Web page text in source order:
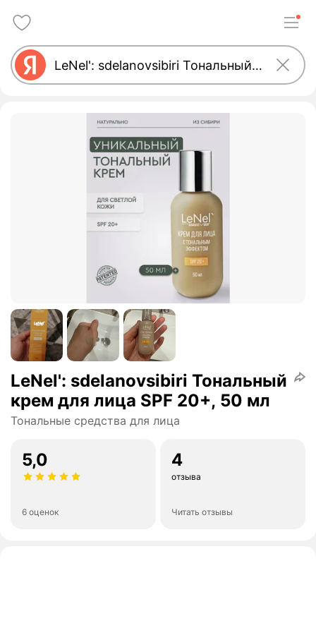
LeNel': sdelanovsibiri Тональный
крем для лица SPF 20+, 50 мл
Тональные средства для лица
5,0
6 оценок
4
отзыва
Читать отзывы